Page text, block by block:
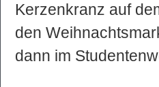
Kerzenkranz auf
den
dann im